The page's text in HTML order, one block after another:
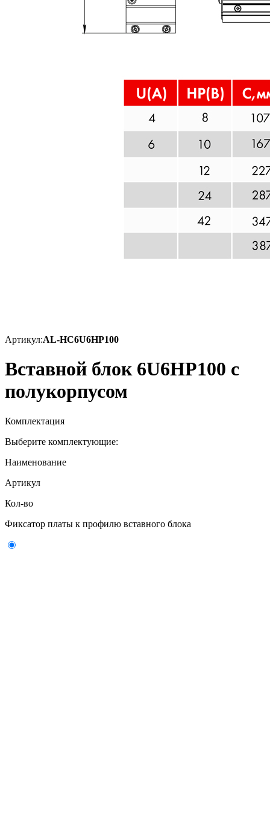
Артикул:AL-HC6U6HP100
Вставной блок 6U6HP100 с
полукорпусом
Комплектация
Выберите комплектующие:
Наименование
Артикул
Кол-во
Фиксатор платы к профилю вставного блока